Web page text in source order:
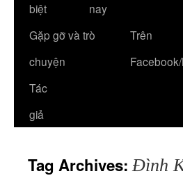
biệt
nay
Gặp gỡ và trò
chuyện
Trên
Tác
giả
Tag Archives:Đình